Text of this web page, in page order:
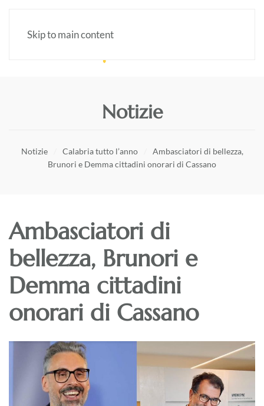
Skip to main content
Notizie
Notizie Calabria tutto l’anno
Ambasciatori di bellezza,
Brunori e Demma cittadini onorari di Cassano
Ambasciatori di
bellezza, Brunori e
Demma cittadini
onorari di Cassano